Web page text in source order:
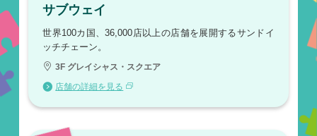
サブウェイ
世界100カ国、36,000店以上の店舗を展開するサンドイ
ッチチェーン。
3F グレイシャス・スクエア
店舗の詳細を見る